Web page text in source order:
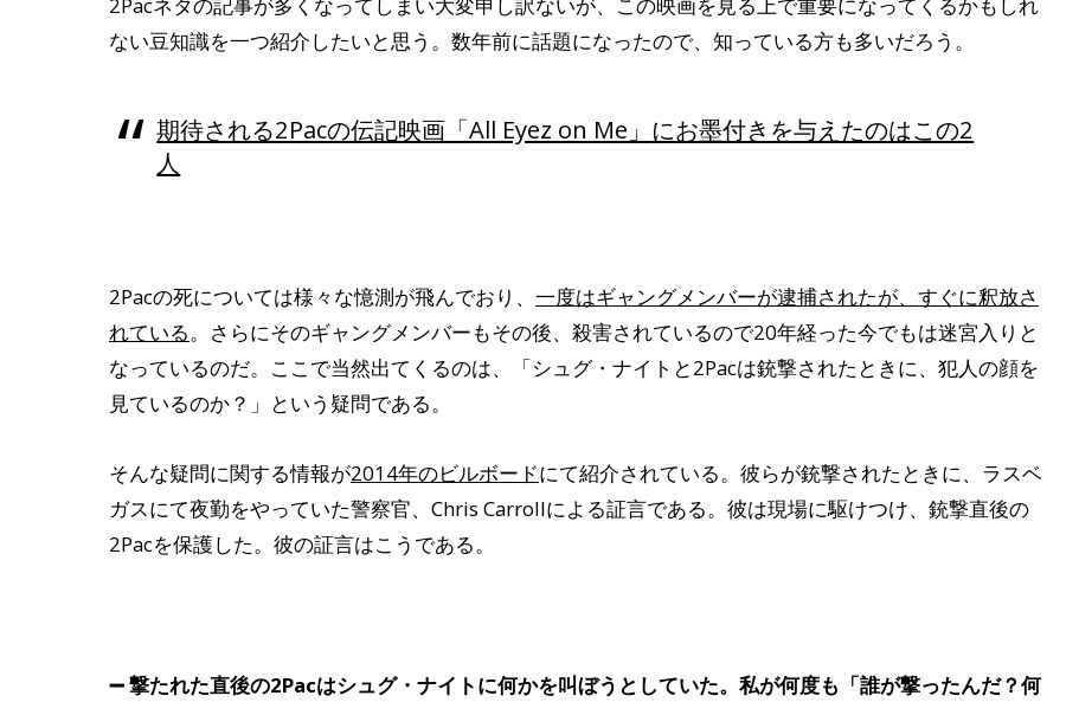
ない豆知識を一つ紹介したいと思う。数年前に話題になったので、知っている方も多いだろう。
期待される2Pacの伝記映画「All Eyez on Me」にお墨付きを与えたのはこの2
人
2Pacの死については様々な憶測が飛んでおり、 一度はギャングメンバーが逮捕されたが、すぐに釈放さ
れている。さらにそのギャングメンバーもその後、殺害されているので20年経った今でもは迷宮入りと
なっているのだ。ここで当然出てくるのは、「シュグ・ナイトと2Pacは銃撃されたときに、犯人の顔を
見ているのか？」という疑問である。
そんな疑問に関する情報が2014年のビルボードにて紹介されている。彼らが銃撃されたときに、ラスベ
ガスにて夜勤をやっていた警察官、Chris Carrollによる証言である。彼は現場に駆けつけ、銃撃直後の
2Pacを保護した。彼の証言はこうである。
➖ 撃たれた直後の2Pacはシュグ・ナイトに何かを叫ぼうとしていた。私が何度も「誰が撃ったんだ？何